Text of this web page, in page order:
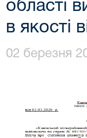
області
в якості
02 березня